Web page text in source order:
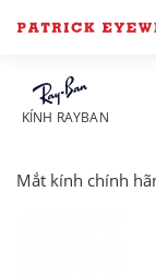
KÍNH RAYBAN
Mắt kính chính